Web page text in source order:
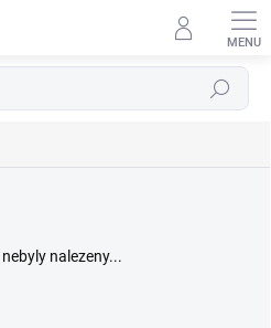
Hledat
nebyly nalezeny...